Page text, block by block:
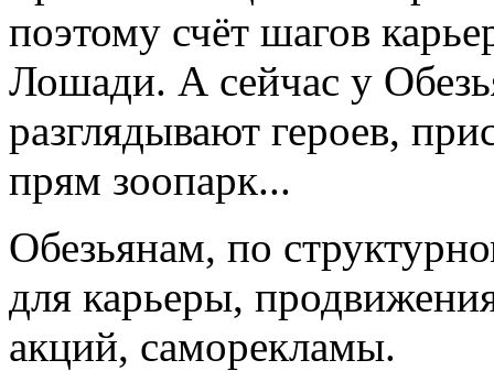
поэтому счёт шагов
Лошади. А сейчас у
разглядывают героев,
прям зоопарк...
Обезьянам, по
для карьеры,
акций, саморекламы.